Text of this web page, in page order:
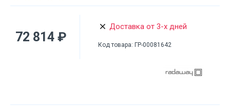
72 814 ₽
Доставка от 3-х дней
Код товара: ГР-00081642